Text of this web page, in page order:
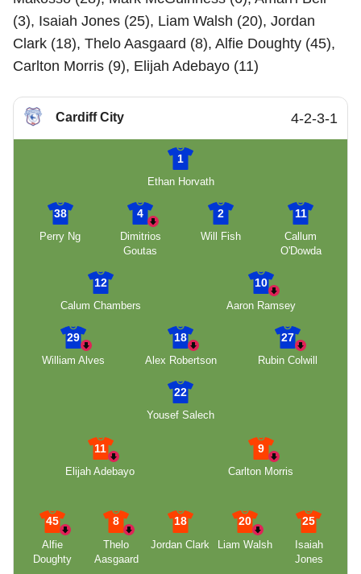
(3), Isaiah Jones (25), Liam Walsh (20), Jordan
Clark (18), Thelo Aasgaard (8), Alfie Doughty (45),
Carlton Morris (9), Elijah Adebayo (11)
Cardiff City 4-2-3-1
1
Ethan Horvath
38
Perry Ng
4
Dimitrios
Goutas
2
Will Fish
11
Callum
O'Dowda
12
Calum Chambers
10
Aaron Ramsey
29
William Alves
18
Alex Robertson
27
Rubin Colwill
22
Yousef Salech
11
Elijah Adebayo
9
Carlton Morris
45
Alfie
Doughty
8
Thelo
Aasgaard
18
Jordan Clark
20
Liam Walsh
25
Isaiah
Jones